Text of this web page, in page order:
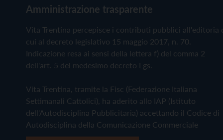
Amministrazione trasparente
Vita Trentina percepisce i contributi pubblici all'editoria
cui al decreto legislativo 15 maggio 2017, n. 70.
Indicazione resa ai sensi della lettera f) del comma 2
dell'art. 5 del medesimo decreto Lgs.
Vita Trentina, tramite la Fisc (Federazione Italiana
Settimanali Cattolici), ha aderito allo IAP (Istituto
dell'Autodisciplina Pubblicitaria) accettando il Codice di
Autodisciplina della Comunicazione Commerciale